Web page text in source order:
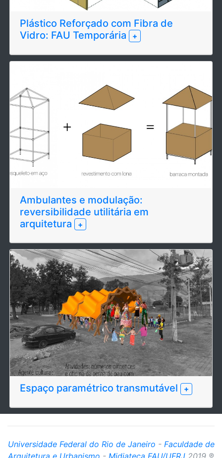
Plástico Reforçado com Fibra de
Vidro: FAU Temporária
+
Ambulantes e modulação:
reversibilidade utilitária em
arquitetura
+
Espaço paramétrico transmutável +
Universidade Federal do Rio de Janeiro - Faculdade de